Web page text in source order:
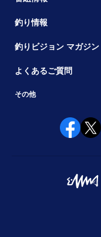
釣り情報
釣りビジョン マガジン
よくあるご質問
その他